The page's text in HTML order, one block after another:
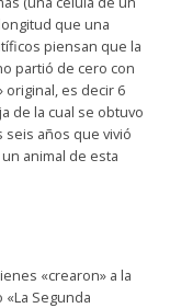
que una
piensan que la
partió de cero con
original, es decir 6
de la cual se obtuvo
seis años que vivió
animal de esta
«crearon» a la
Segunda